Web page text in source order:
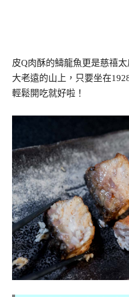
皮Q肉酥的䲖龍魚更是慈禧
大老遠的山上，只要坐在
輕鬆開吃就好啦！